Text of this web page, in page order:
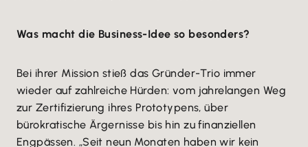
Was macht die Business-Idee so besonders?
Bei ihrer Mission stieß das Gründer-Trio immer
wieder auf zahlreiche Hürden: vom jahrelangen Weg
zur Zertifizierung ihres Prototypens, über
bürokratische Ärgernisse bis hin zu finanziellen
Engpässen. „Seit neun Monaten haben wir kein